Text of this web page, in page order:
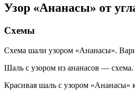
Узор «Ананасы» от
Схемы
Схема шали узором «Ананасы».
Шаль с узором из ананасов — схема.
Красивая шаль с узором